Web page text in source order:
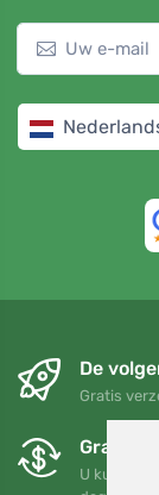
De
Gratis
Gratis
U kunt uw